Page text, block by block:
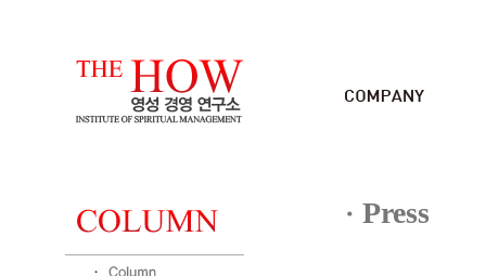
Press